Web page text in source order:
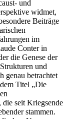
und
widmet,
Beiträge
im
Conter in
die Genese der
und
genau betrachtet
Titel „Die
die seit Kriegsende
stammen.